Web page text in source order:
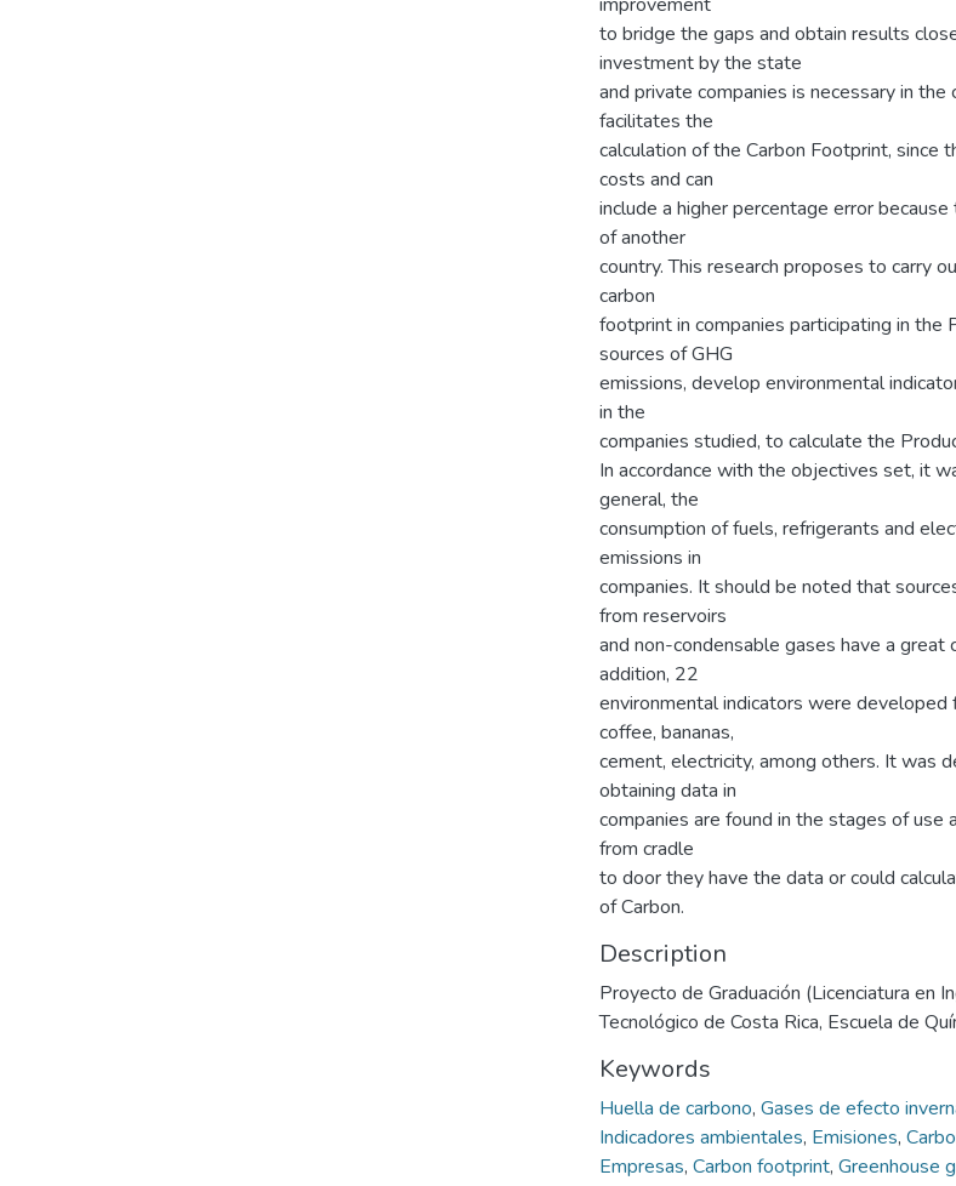
to bridge the gaps and obtain results
investment by the state
and private companies is necessary in
facilitates the
calculation of the Carbon Footprint, since
costs and can
include a higher percentage error
of another
country. This research proposes to carry
carbon
footprint in companies participating in the
sources of GHG
emissions, develop environmental
in the
companies studied, to calculate the
In accordance with the objectives set, it
general, the
consumption of fuels, refrigerants and
emissions in
companies. It should be noted that
from reservoirs
and non-condensable gases have a great
addition, 22
environmental indicators were developed
coffee, bananas,
cement, electricity, among others. It was
obtaining data in
companies are found in the stages of
from cradle
to door they have the data or could
of Carbon.
Description
Proyecto de Graduación (Licenciatura en
Tecnológico de Costa Rica, Escuela de
Keywords
Huella de carbono, Gases de efecto
Indicadores ambientales, Emisiones,
Empresas, Carbon footprint, Greenhouse